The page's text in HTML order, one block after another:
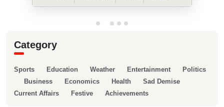
Category
Sports Education Weather Entertainment
Politics
Business
Economics Health
Sad Demise
Current Affairs
Festive Achievements